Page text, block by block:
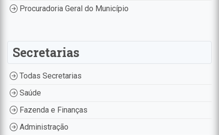
Procuradoria Geral do Município
Secretarias
Todas Secretarias
Saúde
Fazenda e Finanças
Administração